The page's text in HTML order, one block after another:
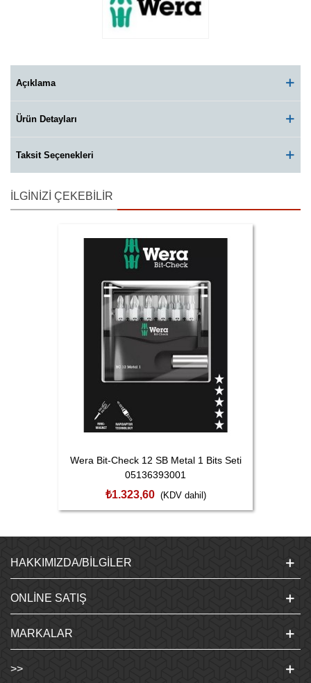
Açıklama
Ürün Detayları
Taksit Seçenekleri
İLGINIZI ÇEKEBILIR
Wera Bit-Check 12 SB Metal 1 Bits Seti
05136393001
₺1.323,60 (KDV dahil)
HAKKIMIZDA/BILGILER
ONLINE SATIŞ
MARKALAR
>>